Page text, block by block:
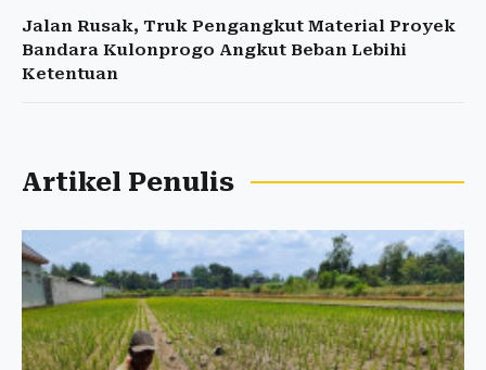
Jalan Rusak, Truk Pengangkut Material Proyek
Bandara Kulonprogo Angkut Beban Lebihi
Ketentuan
Artikel Penulis